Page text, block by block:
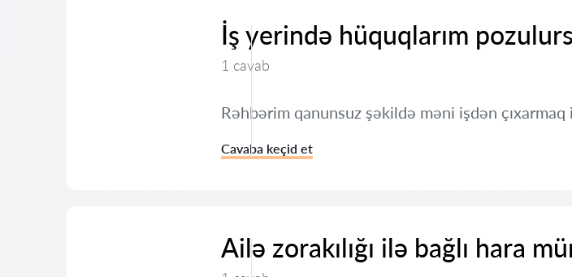
İş yerində hüquqlarım
1 cavab
Rəhbərim qanunsuz şəkildə məni işdən
Cavaba keçid et
Ailə zorakılığı ilə bağlı hara